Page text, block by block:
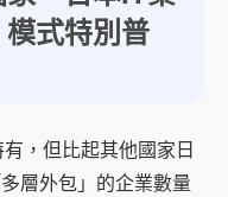
式特別普
，但比起其他國家日
層外包」的企業數量